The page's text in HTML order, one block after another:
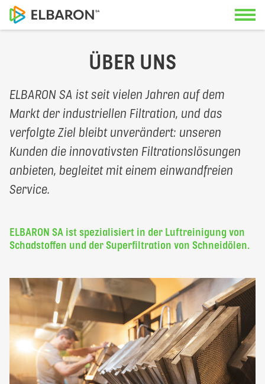
Lösungen
Service
FR EN
Kontakt
Unsere Spezialisten freuen sich, Sie
beraten zu können.
Deutschschweizer Büro
+41 56 470 14 55
ÜBER UNS
ELBARON SA ist seit vielen Jahren auf dem
Markt der industriellen Filtration, und das
verfolgte Ziel bleibt unverändert: unseren
Kunden die innovativsten Filtrationslösungen
anbieten, begleitet mit einem einwandfreien
Service.
ELBARON SA ist spezialisiert in der Luftreinigung von
Schadstoffen und der Superfiltration von Schneidölen.